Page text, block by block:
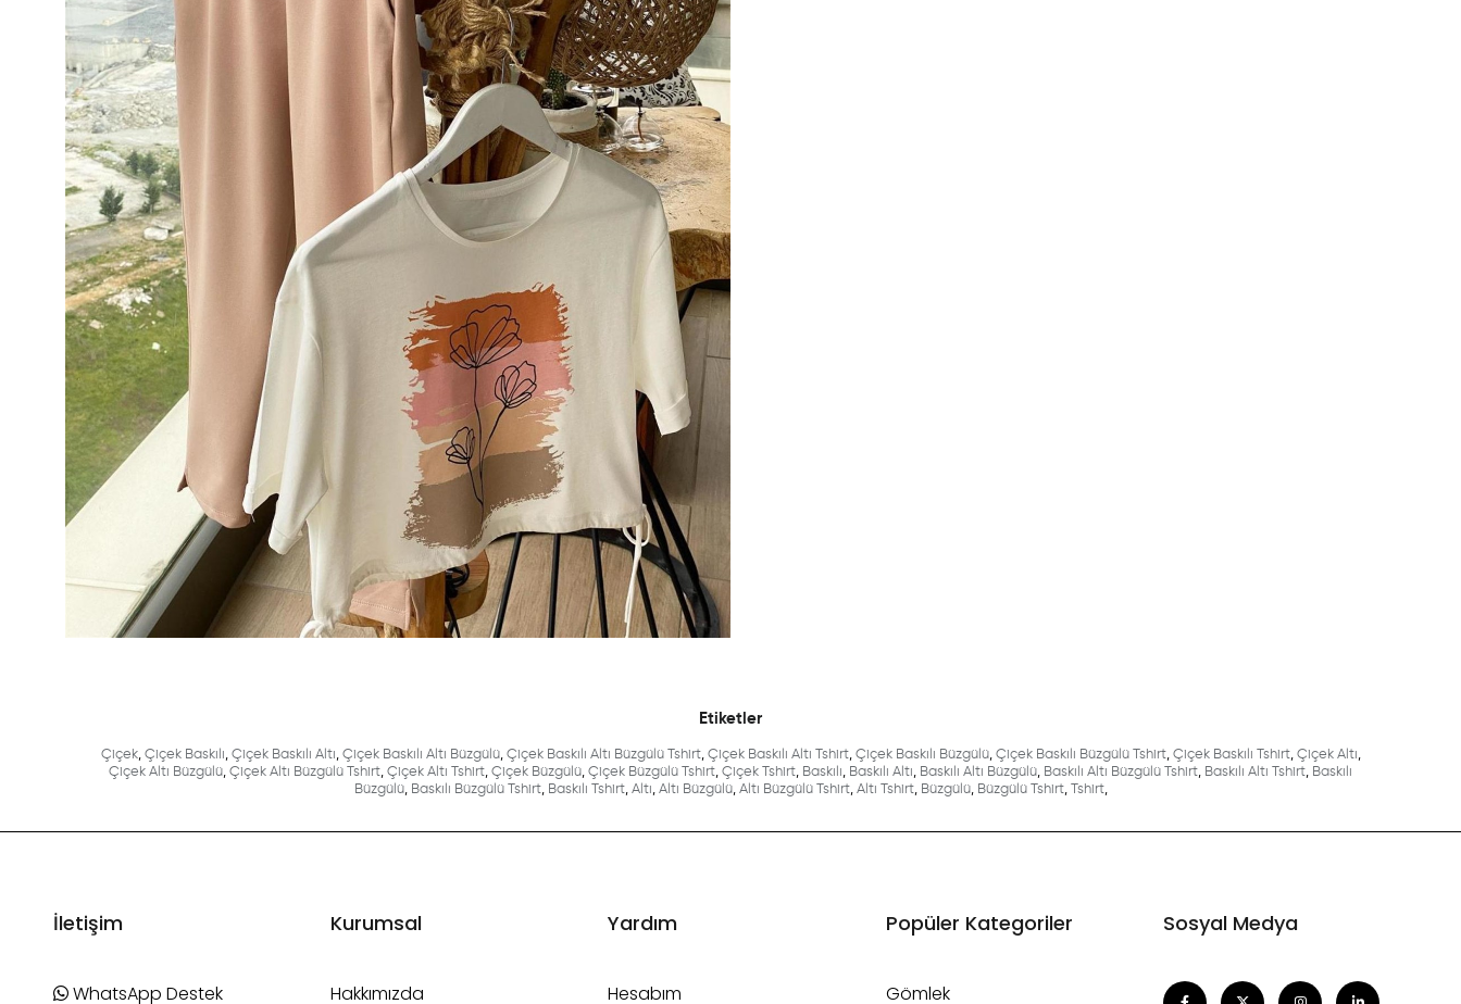
Etiketler
Çiçek, Çiçek Baskılı, Çiçek Baskılı Altı, Çiçek Baskılı Altı Büzgülü, Çiçek Baskılı Altı Büzgülü Tshirt, Çiçek Baskılı Altı Tshirt, Çiçek Baskılı Büzgülü, Çiçek Baskılı Büzgülü Tshirt, Çiçek Baskılı Tshirt, Çiçek Altı,
Çiçek Altı Büzgülü, Çiçek Altı Büzgülü Tshirt, Çiçek Altı Tshirt, Çiçek Büzgülü, Çiçek Büzgülü Tshirt, Çiçek Tshirt, Baskılı, Baskılı Altı, Baskılı Altı Büzgülü, Baskılı Altı Büzgülü Tshirt, Baskılı Altı Tshirt, Baskılı
Büzgülü, Baskılı Büzgülü Tshirt, Baskılı Tshirt, Altı, Altı Büzgülü, Altı Büzgülü Tshirt, Altı Tshirt, Büzgülü, Büzgülü Tshirt, Tshirt,
İletişim
WhatsApp Destek
Kurumsal
Hakkımızda
Yardım
Hesabım
Popüler Kategoriler
Gömlek
Sosyal Medya